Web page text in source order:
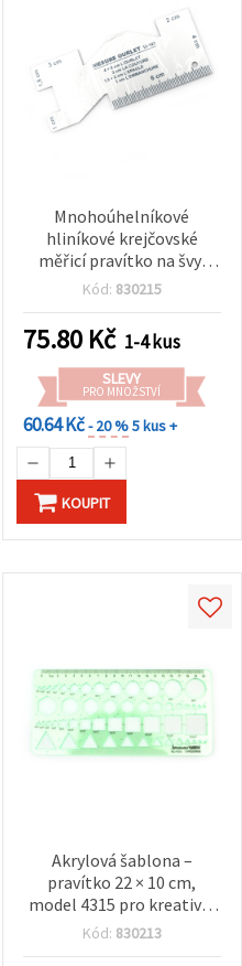
Mnohoúhelníkové
hliníkové krejčovské
měřicí pravítko na švy,
10x4 cm
Kód: 830215
75.80 Kč 1-4 kus
SLEVY
PRO MNOŽSTVÍ
60.64 Kč- 20 %5 kus +
KOUPIT
Akrylová šablona –
pravítko 22 × 10 cm,
model 4315 pro kreativní
tvoření
Kód: 830213